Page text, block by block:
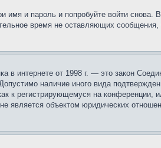
имя и пароль и попробуйте войти
время не оставляющих
в интернете от 1998 г. — это закон
наличие иного вида
регистрирующемуся на конференции,
является объектом юридических